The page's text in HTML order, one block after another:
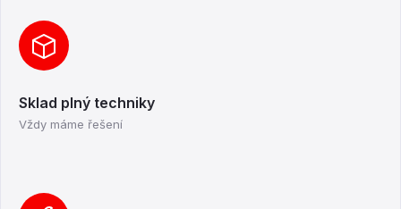
Sklad plný techniky
Vždy máme řešení